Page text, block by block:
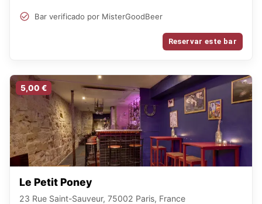
Bar verificado por MisterGoodBeer
Reservar este bar
5,00 €
Le Petit Poney
23 Rue Saint-Sauveur, 75002 Paris, France